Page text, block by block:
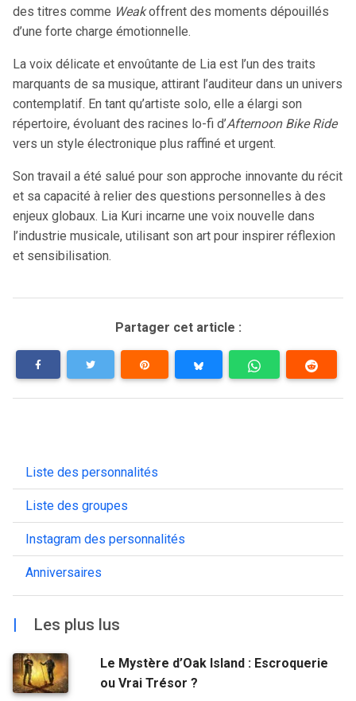
des titres comme Weakoffrent des moments dépouillés
d’une forte charge émotionnelle​.
La voix délicate et envoûtante de Lia est l’un des traits
marquants de sa musique, attirant l’auditeur dans un univers
contemplatif. En tant qu’artiste solo, elle a élargi son
répertoire, évoluant des racines lo-fi d’Afternoon Bike Ride
vers un style électronique plus raffiné et urgent​.
Son travail a été salué pour son approche innovante du récit
et sa capacité à relier des questions personnelles à des
enjeux globaux. Lia Kuri incarne une voix nouvelle dans
l’industrie musicale, utilisant son art pour inspirer réflexion
et sensibilisation​.
Partager cet article :
Liste des personnalités
Liste des groupes
Instagram des personnalités
Anniversaires
| Les plus lus
Le Mystère d’Oak Island : Escroquerie
ou Vrai Trésor ?